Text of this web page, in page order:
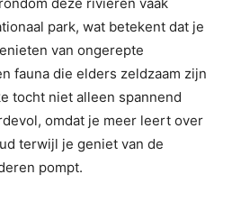
park, wat betekent dat je
van ongerepte
fauna die elders zeldzaam zijn
tocht niet alleen spannend
omdat je meer leert over
terwijl je geniet van de
pompt.